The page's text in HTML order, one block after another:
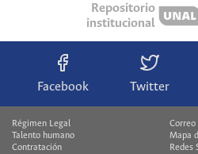
Repositorio
institucional
Facebook Twitter
Régimen Legal
Talento humano
Contratación
Mapa
Redes